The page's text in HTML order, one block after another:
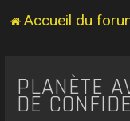
Accueil du
PLANÈTE
DE